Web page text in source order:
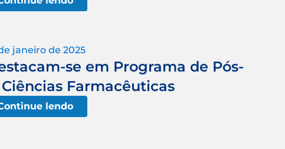
janeiro de 2025
se em Programa de Pós-
Farmacêuticas
lendo